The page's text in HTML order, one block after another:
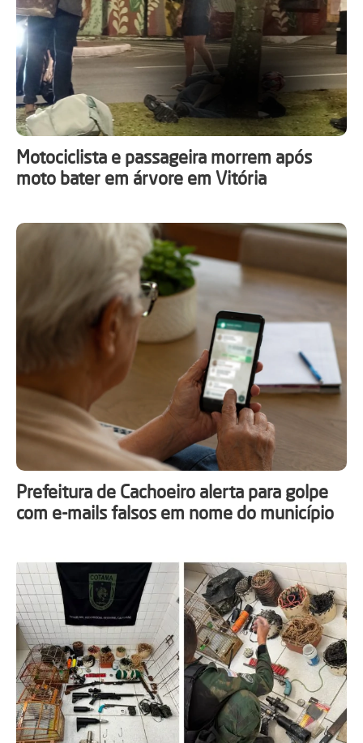
Motociclista e passageira morrem após
moto bater em árvore em Vitória
Prefeitura de Cachoeiro alerta para golpe
com e-mails falsos em nome do município